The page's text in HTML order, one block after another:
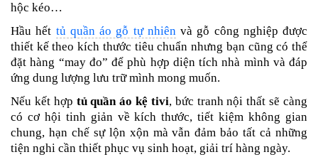
hộc kéo…
Hầu hết tủ quần áo gỗ tự nhiênvà gỗ công nghiệp được
thiết kế theo kích thước tiêu chuẩn nhưng bạn cũng có thể
đặt hàng “may đo” để phù hợp diện tích nhà mình và đáp
ứng dung lượng lưu trữ mình mong muốn.
Nếu kết hợp tủ quần áo kệ tivi, bức tranh nội thất sẽ càng
có cơ hội tinh giản về kích thước, tiết kiệm không gian
chung, hạn chế sự lộn xộn mà vẫn đảm bảo tất cả những
tiện nghi cần thiết phục vụ sinh hoạt, giải trí hàng ngày.